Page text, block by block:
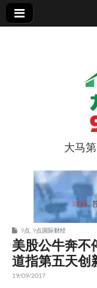
9点股
大马
9点 9点国际财经
美股公牛奔不
道指第五天创
19/09/2017